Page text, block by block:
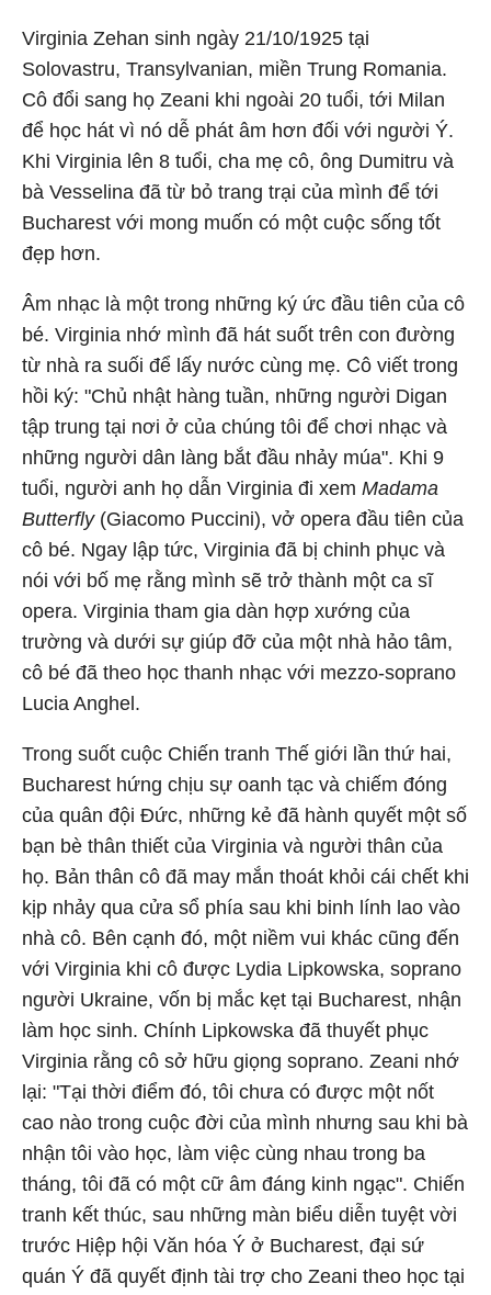
Virginia Zehan sinh ngày 21/10/1925 tại
Solovastru, Transylvanian, miền Trung Romania.
Cô đổi sang họ Zeani khi ngoài 20 tuổi, tới Milan
để học hát vì nó dễ phát âm hơn đối với người Ý.
Khi Virginia lên 8 tuổi, cha mẹ cô, ông Dumitru và
bà Vesselina đã từ bỏ trang trại của mình để tới
Bucharest với mong muốn có một cuộc sống tốt
đẹp hơn.
Âm nhạc là một trong những ký ức đầu tiên của cô
bé. Virginia nhớ mình đã hát suốt trên con đường
từ nhà ra suối để lấy nước cùng mẹ. Cô viết trong
hồi ký: "Chủ nhật hàng tuần, những người Digan
tập trung tại nơi ở của chúng tôi để chơi nhạc và
những người dân làng bắt đầu nhảy múa". Khi 9
tuổi, người anh họ dẫn Virginia đi xem Madama
Butterfly(Giacomo Puccini), vở opera đầu tiên của
cô bé. Ngay lập tức, Virginia đã bị chinh phục và
nói với bố mẹ rằng mình sẽ trở thành một ca sĩ
opera. Virginia tham gia dàn hợp xướng của
trường và dưới sự giúp đỡ của một nhà hảo tâm,
cô bé đã theo học thanh nhạc với mezzo-soprano
Lucia Anghel.
Trong suốt cuộc Chiến tranh Thế giới lần thứ hai,
Bucharest hứng chịu sự oanh tạc và chiếm đóng
của quân đội Đức, những kẻ đã hành quyết một số
bạn bè thân thiết của Virginia và người thân của
họ. Bản thân cô đã may mắn thoát khỏi cái chết khi
kịp nhảy qua cửa sổ phía sau khi binh lính lao vào
nhà cô. Bên cạnh đó, một niềm vui khác cũng đến
với Virginia khi cô được Lydia Lipkowska, soprano
người Ukraine, vốn bị mắc kẹt tại Bucharest, nhận
làm học sinh. Chính Lipkowska đã thuyết phục
Virginia rằng cô sở hữu giọng soprano. Zeani nhớ
lại: "Tại thời điểm đó, tôi chưa có được một nốt
cao nào trong cuộc đời của mình nhưng sau khi bà
nhận tôi vào học, làm việc cùng nhau trong ba
tháng, tôi đã có một cữ âm đáng kinh ngạc". Chiến
tranh kết thúc, sau những màn biểu diễn tuyệt vời
trước Hiệp hội Văn hóa Ý ở Bucharest, đại sứ
quán Ý đã quyết định tài trợ cho Zeani theo học tại